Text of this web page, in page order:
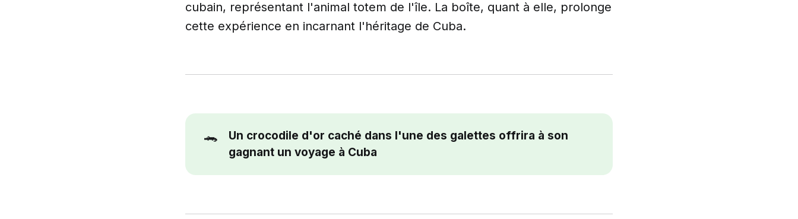
cubain, représentant l'animal totem de l'île. La boîte, quant à elle, prolonge
cette expérience en incarnant l'héritage de Cuba.
🐊
Un crocodile d'or caché dans l'une des galettes offrira à son
gagnant un voyage à Cuba